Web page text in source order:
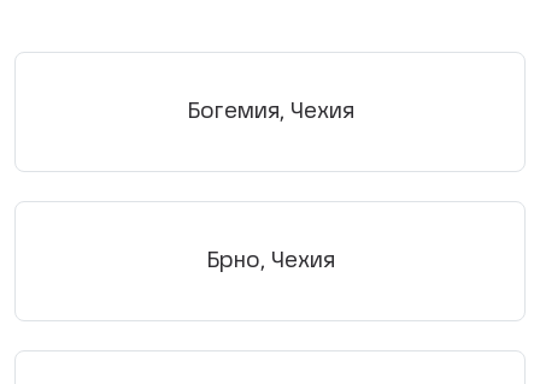
Богемия, Чехия
Брно, Чехия